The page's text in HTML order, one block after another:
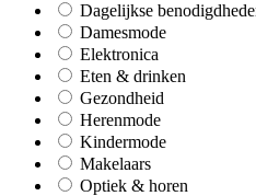
Dagelijkse
Damesmode
Elektronica
Eten & drinken
Gezondheid
Herenmode
Kindermode
Makelaars
Optiek & horen